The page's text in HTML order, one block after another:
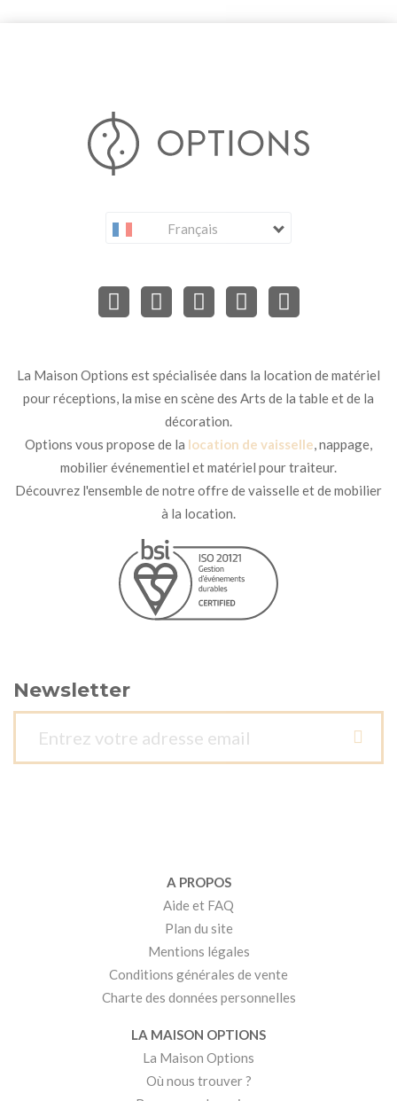
Français
La Maison Options est spécialisée dans la location de matériel
pour réceptions, la mise en scène des Arts de la table et de la
décoration.
Options vous propose de la location de vaisselle, nappage,
mobilier événementiel et matériel pour traiteur.
Découvrez l'ensemble de notre offre de vaisselle et de mobilier
à la location.
Newsletter
A PROPOS
Aide et FAQ
Plan du site
Mentions légales
Conditions générales de vente
Charte des données personnelles
LA MAISON OPTIONS
La Maison Options
Où nous trouver ?